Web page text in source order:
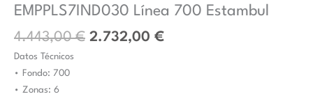
EMPPLS7IND030 Línea 700 Estambul
4.443,00€ 2.732,00 €
Datos Técnicos
• Fondo: 700
• Zonas: 6
x
kW
1200x730x300h
mm
EMPPLS7IND030